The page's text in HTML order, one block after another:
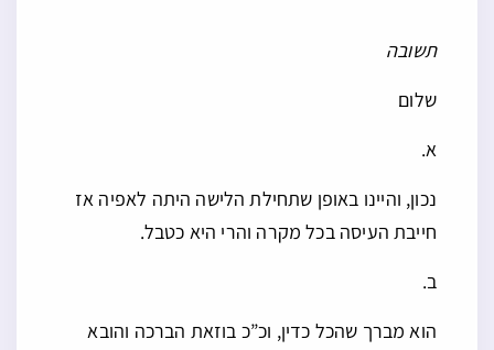
תשובה
שלום
א.
נכון, והיינו באופן שתחילת הלישה היתה לאפיה אז
חייבת העיסה בכל מקרה והרי היא כטבל.
ב.
הוא מברך שהכל כדין, וכ”כ בוזאת הברכה והובא